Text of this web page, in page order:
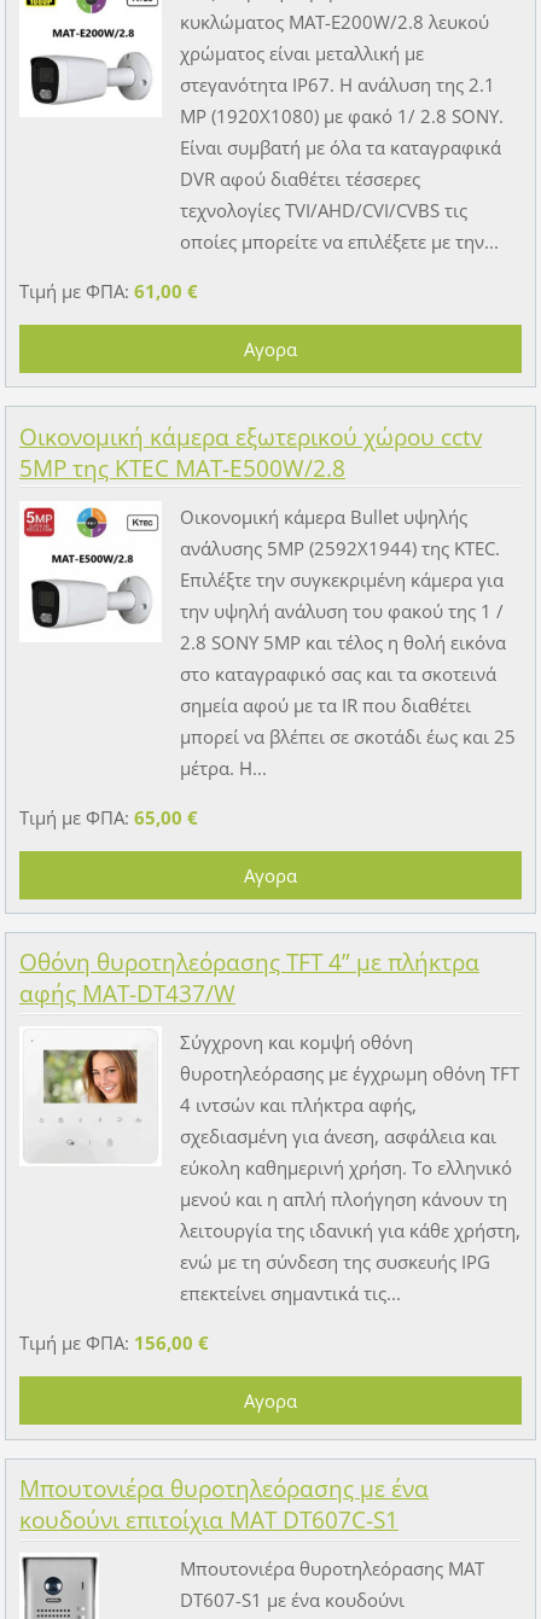
κυκλώματος MAT-E200W/2.8 λευκού
χρώματος είναι μεταλλική με
στεγανότητα IP67. Η ανάλυση της 2.1
MP (1920X1080) με φακό 1/ 2.8 SONY.
Είναι συμβατή με όλα τα καταγραφικά
DVR αφού διαθέτει τέσσερες
τεχνολογίες TVI/AHD/CVI/CVBS τις
οποίες μπορείτε να επιλέξετε με την...
Τιμή με ΦΠΑ: 61,00 €
Οικονομική κάμερα εξωτερικού χώρου cctv
5MP της KTEC MAT-E500W/2.8
Οικονομική κάμερα Bullet υψηλής
ανάλυσης 5MP (2592X1944) της KTEC.
Επιλέξτε την συγκεκριμένη κάμερα για
την υψηλή ανάλυση του φακού της 1 /
2.8 SONY 5MP και τέλος η θολή εικόνα
στο καταγραφικό σας και τα σκοτεινά
σημεία αφού με τα IR που διαθέτει
μπορεί να βλέπει σε σκοτάδι έως και 25
μέτρα. Η...
Τιμή με ΦΠΑ: 65,00 €
Οθόνη θυροτηλεόρασης TFT 4” με πλήκτρα
αφής MAT-DT437/W
Σύγχρονη και κομψή οθόνη
θυροτηλεόρασης με έγχρωμη οθόνη TFT
4 ιντσών και πλήκτρα αφής,
σχεδιασμένη για άνεση, ασφάλεια και
εύκολη καθημερινή χρήση. Το ελληνικό
μενού και η απλή πλοήγηση κάνουν τη
λειτουργία της ιδανική για κάθε χρήστη,
ενώ με τη σύνδεση της συσκευής IPG
επεκτείνει σημαντικά τις...
Τιμή με ΦΠΑ: 156,00 €
Μπουτονιέρα θυροτηλεόρασης με ένα
κουδούνι επιτοίχια MAT DT607C-S1
Μπουτονιέρα θυροτηλεόρασης MAT
DT607-S1 με ένα κουδούνι